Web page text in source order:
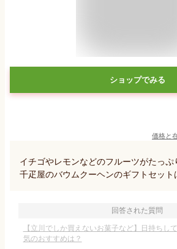
ショップでみる
価格と
イチゴやレモンなどのフルーツがたっぷ
千疋屋のバウムクーヘンのギフトセット
回答された質問
【立川でしか買えないお菓子など】日持ちし
気のおすすめは？